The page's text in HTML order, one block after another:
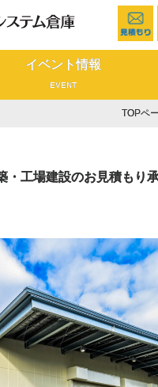
イベント情報
EVENT
TOPペ
・工場建設のお見積もり